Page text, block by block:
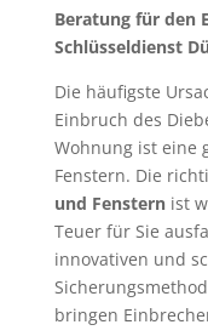
Beratung für den
Schlüsseldienst
Die häufigste
Einbruch des
Wohnung ist eine
Fenstern. Die
und Fensternist
Teuer für Sie
innovativen und
bringen